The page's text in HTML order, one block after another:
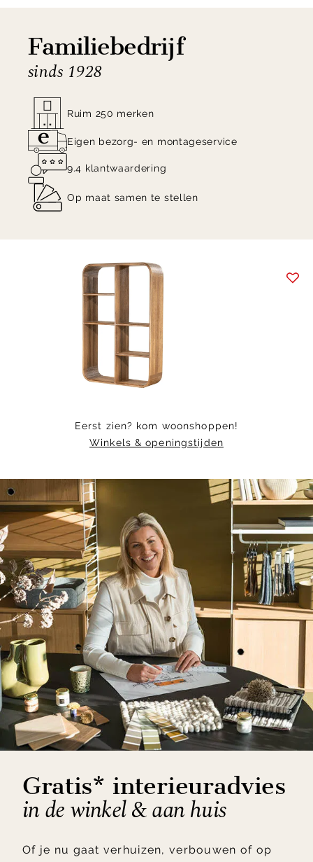
Familiebedrijf
sinds 1928
Ruim 250 merken
Eigen bezorg- en montageservice
9.4 klantwaardering
Op maat samen te stellen
Eerst zien? kom woonshoppen!
Winkels & openingstijden
Gratis* interieuradvies
in de winkel & aan huis
Of je nu gaat verhuizen, verbouwen of op